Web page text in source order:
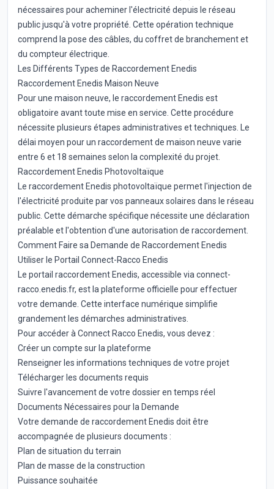
nécessaires pour acheminer l'électricité depuis le réseau
public jusqu'à votre propriété. Cette opération technique
comprend la pose des câbles, du coffret de branchement et
du compteur électrique.
Les Différents Types de Raccordement Enedis
Raccordement Enedis Maison Neuve
Pour une maison neuve, le raccordement Enedis est
obligatoire avant toute mise en service. Cette procédure
nécessite plusieurs étapes administratives et techniques. Le
délai moyen pour un raccordement de maison neuve varie
entre 6 et 18 semaines selon la complexité du projet.
Raccordement Enedis Photovoltaïque
Le raccordement Enedis photovoltaïque permet l'injection de
l'électricité produite par vos panneaux solaires dans le réseau
public. Cette démarche spécifique nécessite une déclaration
préalable et l'obtention d'une autorisation de raccordement.
Comment Faire sa Demande de Raccordement Enedis
Utiliser le Portail Connect-Racco Enedis
Le portail raccordement Enedis, accessible via connect-
racco.enedis.fr, est la plateforme officielle pour effectuer
votre demande. Cette interface numérique simplifie
grandement les démarches administratives.
Pour accéder à Connect Racco Enedis, vous devez :
Créer un compte sur la plateforme
Renseigner les informations techniques de votre projet
Télécharger les documents requis
Suivre l'avancement de votre dossier en temps réel
Documents Nécessaires pour la Demande
Votre demande de raccordement Enedis doit être
accompagnée de plusieurs documents :
Plan de situation du terrain
Plan de masse de la construction
Puissance souhaitée